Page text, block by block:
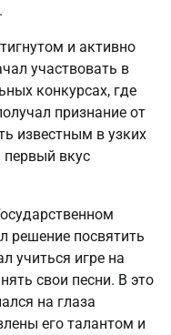
и активно
участвовать в
конкурсах, где
признание от
известным в узких
первый вкус
решение посвятить
учиться игре на
свои песни. В это
на глаза
его талантом и